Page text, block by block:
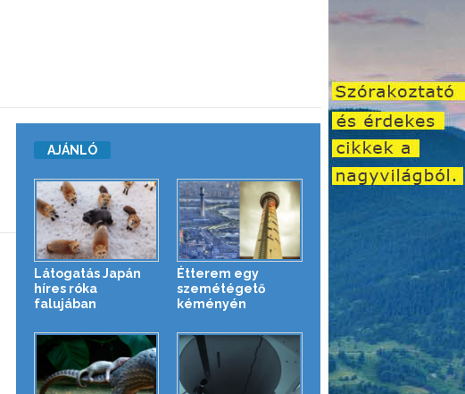
AJÁNLÓ
Látogatás Japán
híres róka
falujában
Étterem egy
szemétégető
kéményén